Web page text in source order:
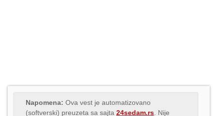
Napomena: Ova vest je automatizovano
(softverski) preuzeta sa sajta 24sedam.rs . Nije